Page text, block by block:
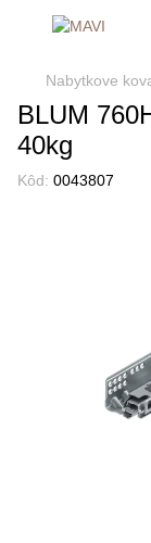
Nabytkove
BLUM
40kg
Kôd: 0043807